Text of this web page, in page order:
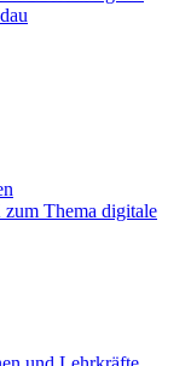
Thema digitale